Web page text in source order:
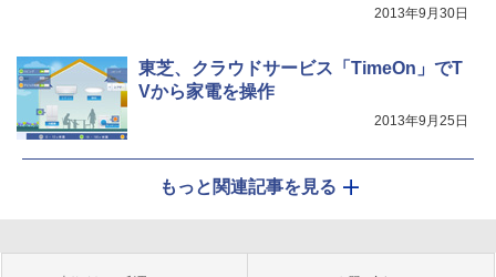
2013年9月30日
東芝、クラウドサービス「TimeOn」でT
Vから家電を操作
2013年9月25日
もっと関連記事を見る